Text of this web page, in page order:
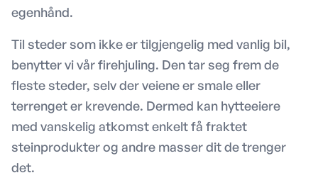
egenhånd.
Til steder som ikke er tilgjengelig med vanlig bil,
benytter vi vår firehjuling. Den tar seg frem de
fleste steder, selv der veiene er smale eller
terrenget er krevende. Dermed kan hytteeiere
med vanskelig atkomst enkelt få fraktet
steinprodukter og andre masser dit de trenger
det.